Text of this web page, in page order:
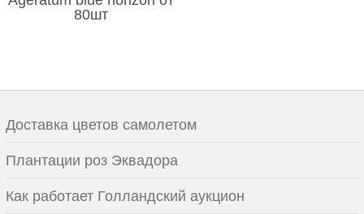
80шт
Доставка цветов самолетом
Плантации роз Эквадора
Как работает Голландский аукцион